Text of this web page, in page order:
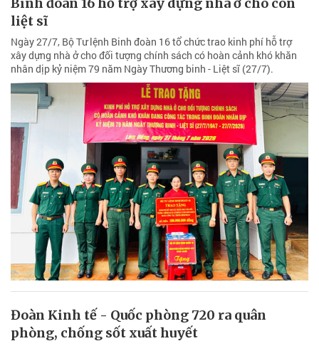
liệt sĩ
Ngày 27/7, Bộ Tư lệnh Binh đoàn 16 tổ chức trao kinh phí hỗ trợ
xây dựng nhà ở cho đối tượng chính sách có hoàn cảnh khó khăn
nhân dịp kỷ niệm 79 năm Ngày Thương binh - Liệt sĩ (27/7).
Đoàn Kinh tế - Quốc phòng 720 ra quân
phòng, chống sốt xuất huyết